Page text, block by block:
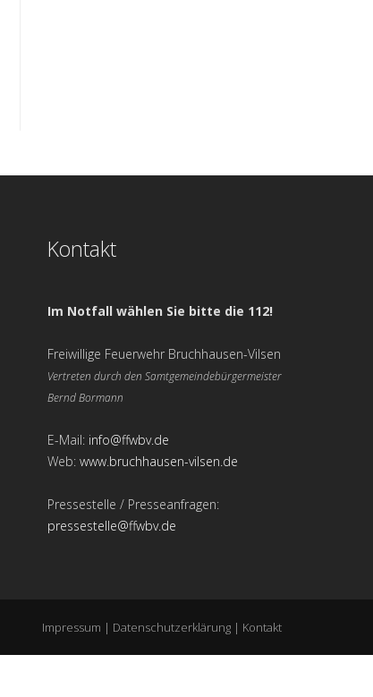
Kontakt
Im Notfall wählen Sie bitte die 112!
Freiwillige Feuerwehr Bruchhausen-Vilsen
Vertreten durch den Samtgemeindebürgermeister
Bernd Bormann
E-Mail: info@ffwbv.de
Web: www.bruchhausen-vilsen.de
Pressestelle / Presseanfragen:
pressestelle@ffwbv.de
Impressum | Datenschutzerklärung | Kontakt